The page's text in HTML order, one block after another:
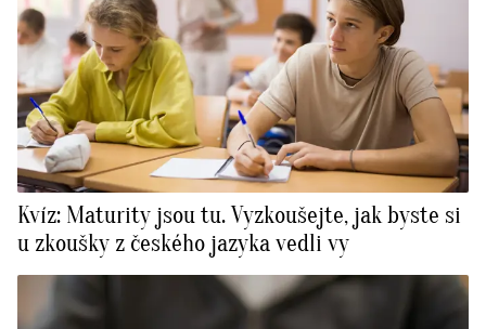
Kvíz: Maturity jsou tu. Vyzkoušejte, jak byste si
u zkoušky z českého jazyka vedli vy